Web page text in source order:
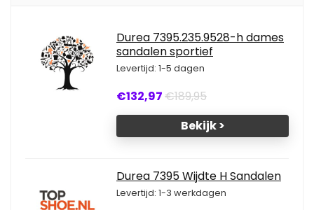
Durea 7395.235.9528-h dames
sandalen sportief
Levertijd: 1-5 dagen
€132,97€189,95
Bekijk >
Durea 7395 Wijdte H Sandalen
Levertijd: 1-3 werkdagen